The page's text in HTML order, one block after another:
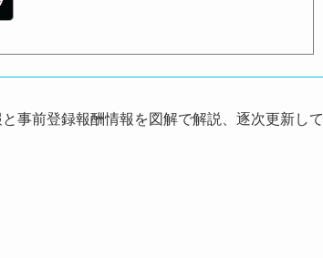
事前登録報酬情報を図解で解説、逐次更新して